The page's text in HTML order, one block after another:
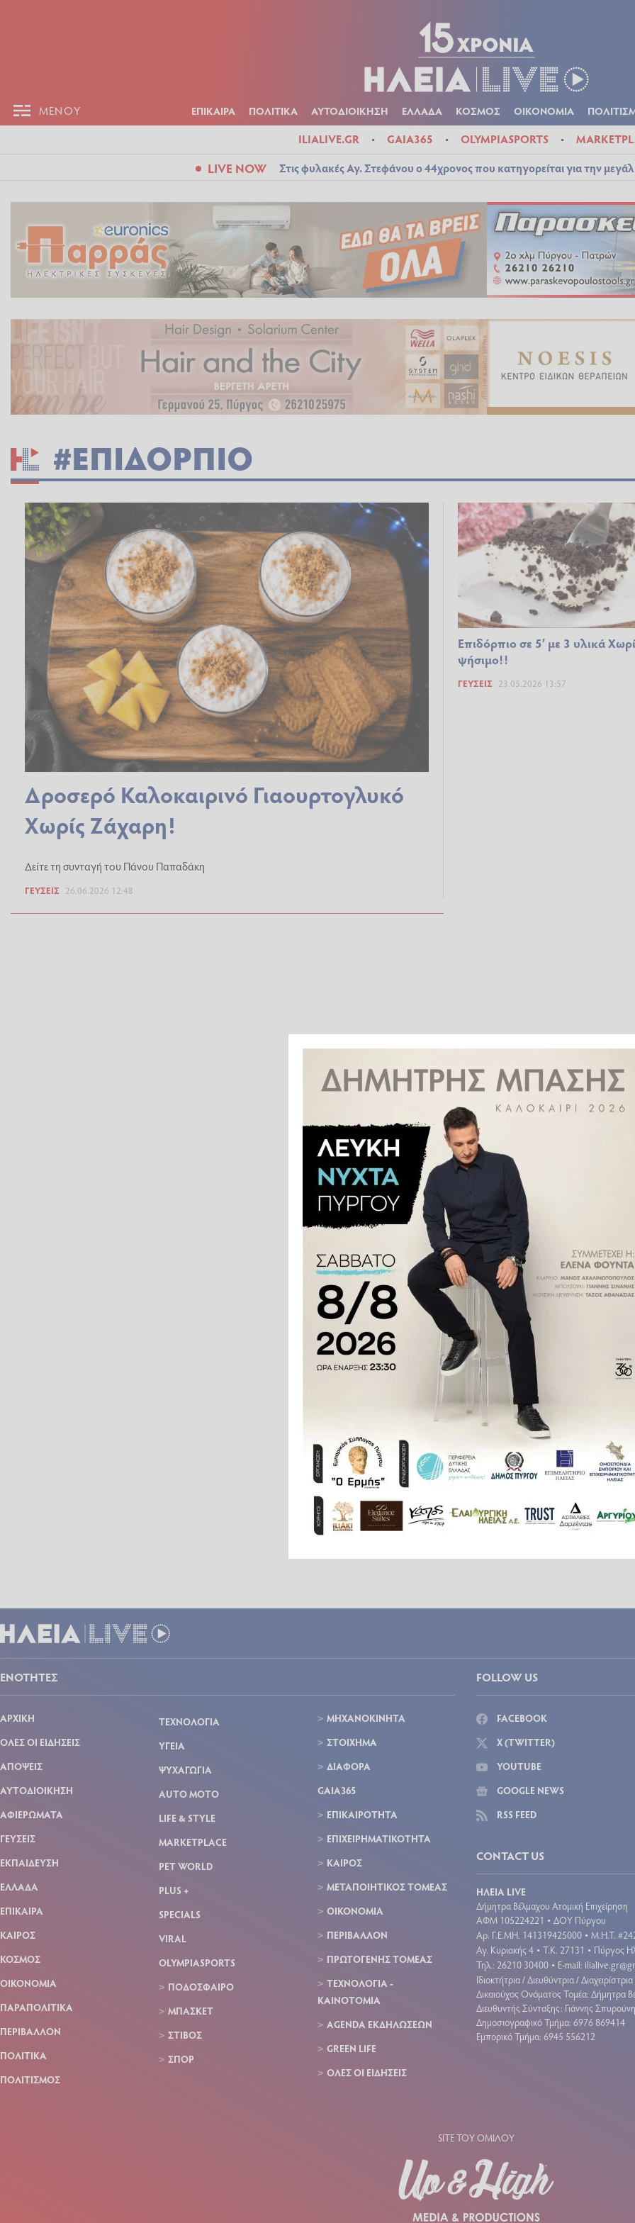
ΜΕΝΟΥ ΕΠΙΚΑΙΡΑ ΠΟΛΙΤΙΚΑ ΑΥΤΟΔΙΟΙΚΗΣΗ ΕΛΛΑΔΑ ΚΟΣΜΟΣ ΟΙΚΟΝΟΜΙΑ
ILIALIVE.GR GAIA365 OLYMPIASPORTS
LIVE NOW Στις φυλακές Αγ. Στεφάνου ο 44χρονος που κατηγορείται για την
#ΕΠΙΔΟΡΠΙΟ
Δροσερό Καλοκαιρινό Γιαουρτογλυκό
Χωρίς Ζάχαρη!
Δείτε τη συνταγή του Πάνου Παπαδάκη
ΓΕΎΣΕΙΣ 26.06.2026 12:48
Επιδόρπιο σε 5′ με 3 υλικά
ψήσιμο!!
ΓΕΎΣΕΙΣ 23.05.2026 13:57
ΕΝΟΤΗΤΕΣ
ΑΡΧΙΚΗ
ΟΛΕΣ ΟΙ ΕΙΔΗΣΕΙΣ
ΑΠΟΨΕΙΣ
ΑΥΤΟΔΙΟΙΚΗΣΗ
ΑΦΙΕΡΩΜΑΤΑ
ΓΕΥΣΕΙΣ
ΕΚΠΑΙΔΕΥΣΗ
ΕΛΛΑΔΑ
ΕΠΙΚΑΙΡΑ
ΚΑΙΡΟΣ
ΚΟΣΜΟΣ
ΟΙΚΟΝΟΜΙΑ
ΠΑΡΑΠΟΛΙΤΙΚΑ
ΠΕΡΙΒΑΛΛΟΝ
ΠΟΛΙΤΙΚΑ
ΠΟΛΙΤΙΣΜΟΣ
ΤΕΧΝΟΛΟΓΙΑ
ΥΓΕΙΑ
ΨΥΧΑΓΩΓΙΑ
AUTO MOTO
LIFE & STYLE
MARKETPLACE
PET WORLD
PLUS +
SPECIALS
VIRAL
OLYMPIASPORTS
ΠΟΔΟΣΦΑΙΡΟ
ΜΠΑΣΚΕΤ
ΣΤΙΒΟΣ
ΣΠΟΡ
ΜΗΧΑΝΟΚΙΝΗΤΑ
ΣΤΟΙΧΗΜΑ
ΔΙΑΦΟΡΑ
GAIA365
ΕΠΙΚΑΙΡΟΤΗΤΑ
ΕΠΙΧΕΙΡΗΜΑΤΙΚΟΤΗΤΑ
ΚΑΙΡΟΣ
ΜΕΤΑΠΟΙΗΤΙΚΟΣ ΤΟΜΕΑΣ
ΟΙΚΟΝΟΜΙΑ
ΠΕΡΙΒΑΛΛΟΝ
ΠΡΩΤΟΓΕΝΗΣ ΤΟΜΕΑΣ
ΤΕΧΝΟΛΟΓΙΑ -
ΚΑΙΝΟΤΟΜΙΑ
AGENDA ΕΚΔΗΛΩΣΕΩΝ
GREEN LIFE
ΟΛΕΣ ΟΙ ΕΙΔΗΣΕΙΣ
FOLLOW US
FACEBOOK
X (TWITTER)
YOUTUBE
GOOGLE NEWS
RSS FEED
CONTACT US
ΗΛΕΙΑ LIVE
Δήμητρα Βέλμαχου Ατομική Επιχείρηση
ΑΦΜ 105224221 • ΔΟΥ Πύργου
Aρ. Γ.Ε.ΜΗ. 141319425000 • Μ.Η.Τ.
Αγ. Κυριακής 4 • Τ.Κ. 27131 • Πύργος
Τηλ.: 26210 30400 • E-mail:
Ιδιοκτήτρια / Διευθύντρια /
Δικαιούχος Ονόματος Τομέα: Δήμητρα
Διευθυντής Σύνταξης: Γιάννης
Δημοσιογραφικό Τμήμα: 6976 869414
Εμπορικό Τμήμα: 6945 556212
SITE ΤΟΥ ΟΜΙΛΟΥ